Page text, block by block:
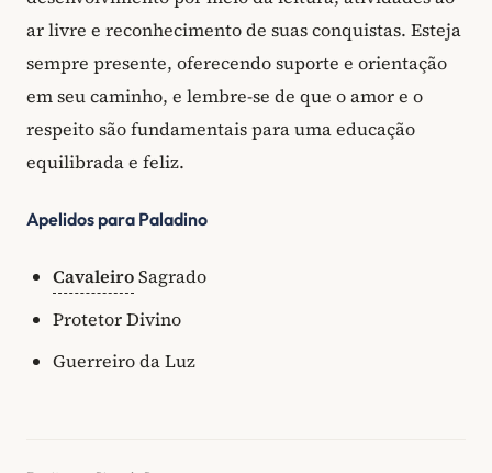
ar livre e reconhecimento de suas conquistas. Esteja
sempre presente, oferecendo suporte e orientação
em seu caminho, e lembre-se de que o amor e o
respeito são fundamentais para uma educação
equilibrada e feliz.
Apelidos para Paladino
CavaleiroSagrado
Protetor Divino
Guerreiro da Luz